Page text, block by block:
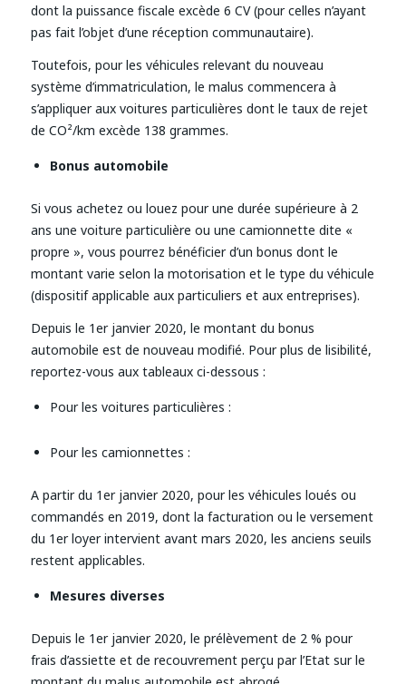
dont la puissance fiscale excède 6 CV (pour celles n’ayant
pas fait l’objet d’une réception communautaire).
Toutefois, pour les véhicules relevant du nouveau
système d’immatriculation, le malus commencera à
s’appliquer aux voitures particulières dont le taux de rejet
de CO²/km excède 138 grammes.
Bonus automobile
Si vous achetez ou louez pour une durée supérieure à 2
ans une voiture particulière ou une camionnette dite «
propre », vous pourrez bénéficier d’un bonus dont le
montant varie selon la motorisation et le type du véhicule
(dispositif applicable aux particuliers et aux entreprises).
Depuis le 1er janvier 2020, le montant du bonus
automobile est de nouveau modifié. Pour plus de lisibilité,
reportez-vous aux tableaux ci-dessous :
Pour les voitures particulières :
Pour les camionnettes :
A partir du 1er janvier 2020, pour les véhicules loués ou
commandés en 2019, dont la facturation ou le versement
du 1er loyer intervient avant mars 2020, les anciens seuils
restent applicables.
Mesures diverses
Depuis le 1er janvier 2020, le prélèvement de 2 % pour
frais d’assiette et de recouvrement perçu par l’Etat sur le